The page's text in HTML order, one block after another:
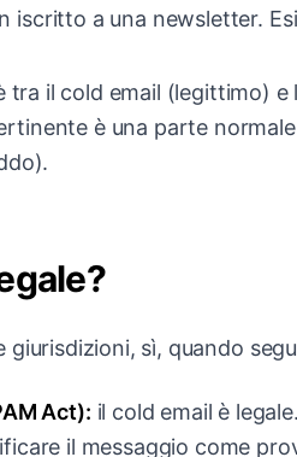
iscritto a una newsletter.
tra il cold email (legittimo)
è una parte
giurisdizioni, sì, quando
Act): il cold email è
il messaggio come